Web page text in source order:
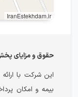
IranEstekhdam.ir
حقوق و مزایای
این شرکت با
بیمه و امکان